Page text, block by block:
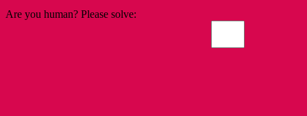
Are you human? Please solve: